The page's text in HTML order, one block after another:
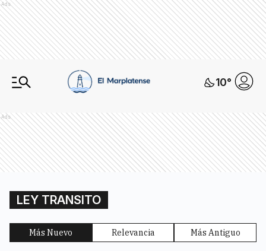
Ads
10°
Ads
LEY TRANSITO
Más Nuevo Relevancia Más Antiguo